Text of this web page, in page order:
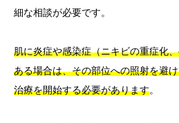
細な相談が必要です。
肌に炎症や感染症（ニキビの重症化
ある場合は、その部位への照射を避
治療を開始する必要があります。